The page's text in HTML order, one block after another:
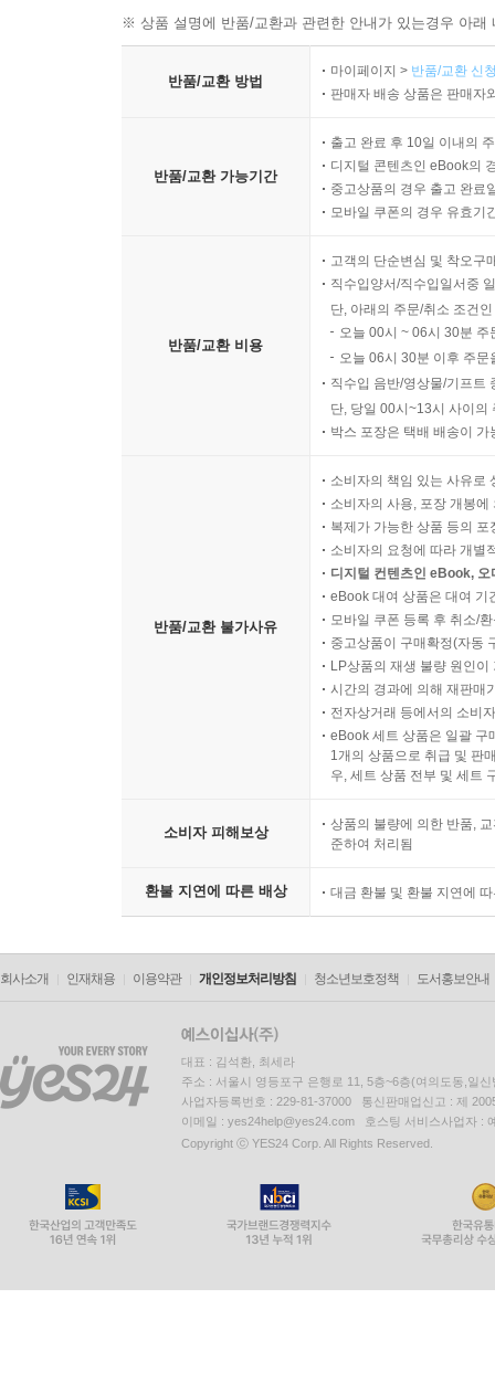
※ 상품 설명에 반품/교환과 관련한 안내가 있는경우 아
반품/교환 방법
마이페이지 > 반품/교환 신
판매자 배송 상품은 판매자
반품/교환 가능기간
출고 완료 후 10일 이내의
디지털 콘텐츠인 eBook의
중고상품의 경우 출고 완료
모바일 쿠폰의 경우 유효기
반품/교환 비용
고객의 단순변심 및 착오구
직수입양서/직수입일서중
단, 아래의 주문/취소 조건
오늘 00시 ~ 06시 30분
오늘 06시 30분 이후 주
직수입 음반/영상물/기프트
단, 당일 00시~13시 사이의
박스 포장은 택배 배송이
반품/교환 불가사유
소비자의 책임 있는 사유로
소비자의 사용, 포장 개봉
복제가 가능한 상품 등의
소비자의 요청에 따라 개별
디지털 컨텐츠인 eBook,
eBook 대여 상품은 대여 기
모바일 쿠폰 등록 후 취소/
중고상품이 구매확정(자동
LP상품의 재생 불량 원인
시간의 경과에 의해 재판매
전자상거래 등에서의 소비
eBook 세트 상품은 일괄 구
1개의 상품으로 취급 및 판
우, 세트 상품 전부 및 세트
소비자 피해보상
상품의 불량에 의한 반품,
준하여 처리됨
환불 지연에 따른 배상 대금 환불 및 환불 지연에
회사소개 인재채용 이용약관 개인정보처리방침 청소년보호정책 도서홍보안내
대표 : 김석환, 최세라
주소 : 서울시 영등포구 은행로 11, 5층~6층(여의도동,일신
사업자등록번호 : 229-81-37000 통신판매업신고 : 제
이메일 : yes24help@yes24.com 호스팅 서비스사업자 :
Copyright ⓒ YES24 Corp. All Rights Reserved.